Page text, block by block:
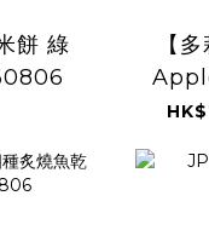
餅 綠
【